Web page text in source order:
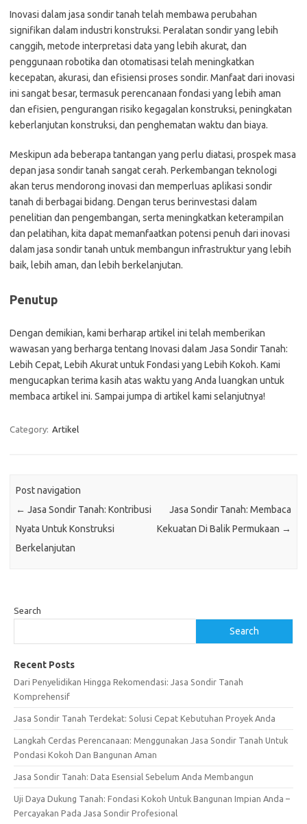
Inovasi dalam jasa sondir tanah telah membawa perubahan
signifikan dalam industri konstruksi. Peralatan sondir yang lebih
canggih, metode interpretasi data yang lebih akurat, dan
penggunaan robotika dan otomatisasi telah meningkatkan
kecepatan, akurasi, dan efisiensi proses sondir. Manfaat dari inovasi
ini sangat besar, termasuk perencanaan fondasi yang lebih aman
dan efisien, pengurangan risiko kegagalan konstruksi, peningkatan
keberlanjutan konstruksi, dan penghematan waktu dan biaya.
Meskipun ada beberapa tantangan yang perlu diatasi, prospek masa
depan jasa sondir tanah sangat cerah. Perkembangan teknologi
akan terus mendorong inovasi dan memperluas aplikasi sondir
tanah di berbagai bidang. Dengan terus berinvestasi dalam
penelitian dan pengembangan, serta meningkatkan keterampilan
dan pelatihan, kita dapat memanfaatkan potensi penuh dari inovasi
dalam jasa sondir tanah untuk membangun infrastruktur yang lebih
baik, lebih aman, dan lebih berkelanjutan.
Penutup
Dengan demikian, kami berharap artikel ini telah memberikan
wawasan yang berharga tentang Inovasi dalam Jasa Sondir Tanah:
Lebih Cepat, Lebih Akurat untuk Fondasi yang Lebih Kokoh. Kami
mengucapkan terima kasih atas waktu yang Anda luangkan untuk
membaca artikel ini. Sampai jumpa di artikel kami selanjutnya!
Category: Artikel
Post navigation
← Jasa Sondir Tanah: Kontribusi
Nyata Untuk Konstruksi
Berkelanjutan
Jasa Sondir Tanah: Membaca
Kekuatan Di Balik Permukaan →
Search
Search
Recent Posts
Dari Penyelidikan Hingga Rekomendasi: Jasa Sondir Tanah
Komprehensif
Jasa Sondir Tanah Terdekat: Solusi Cepat Kebutuhan Proyek Anda
Langkah Cerdas Perencanaan: Menggunakan Jasa Sondir Tanah Untuk
Pondasi Kokoh Dan Bangunan Aman
Jasa Sondir Tanah: Data Esensial Sebelum Anda Membangun
Uji Daya Dukung Tanah: Fondasi Kokoh Untuk Bangunan Impian Anda –
Percayakan Pada Jasa Sondir Profesional